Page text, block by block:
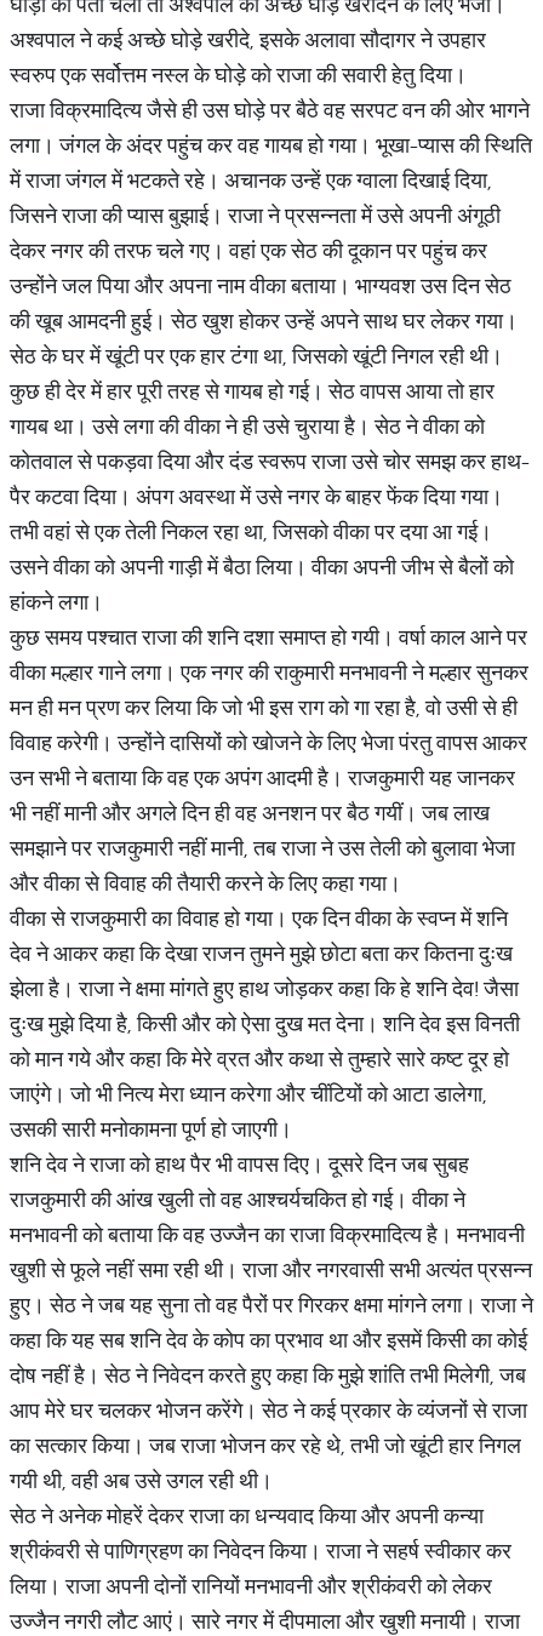
अश्वपाल ने कई अच्छे घोड़े खरीदे, इसके अलावा सौदागर ने उपहार
स्वरुप एक सर्वोत्तम नस्ल के घोड़े को राजा की सवारी हेतु दिया।
राजा विक्रमादित्य जैसे ही उस घोड़े पर बैठे वह सरपट वन की ओर भागने
लगा। जंगल के अंदर पहुंच कर वह गायब हो गया। भूखा-प्यास की स्थिति
में राजा जंगल में भटकते रहे। अचानक उन्हें एक ग्वाला दिखाई दिया,
जिसने राजा की प्यास बुझाई। राजा ने प्रसन्नता में उसे अपनी अंगूठी
देकर नगर की तरफ चले गए। वहां एक सेठ की दूकान पर पहुंच कर
उन्होंने जल पिया और अपना नाम वीका बताया। भाग्यवश उस दिन सेठ
की खूब आमदनी हुई। सेठ खुश होकर उन्हें अपने साथ घर लेकर गया।
सेठ के घर में खूंटी पर एक हार टंगा था, जिसको खूंटी निगल रही थी।
कुछ ही देर में हार पूरी तरह से गायब हो गई। सेठ वापस आया तो हार
गायब था। उसे लगा की वीका ने ही उसे चुराया है। सेठ ने वीका को
कोतवाल से पकड़वा दिया और दंड स्वरूप राजा उसे चोर समझ कर हाथ-
पैर कटवा दिया। अंपग अवस्था में उसे नगर के बाहर फेंक दिया गया।
तभी वहां से एक तेली निकल रहा था, जिसको वीका पर दया आ गई।
उसने वीका को अपनी गाड़ी में बैठा लिया। वीका अपनी जीभ से बैलों को
हांकने लगा।
कुछ समय पश्चात राजा की शनि दशा समाप्त हो गयी। वर्षा काल आने पर
वीका मल्हार गाने लगा। एक नगर की राकुमारी मनभावनी ने मल्हार सुनकर
मन ही मन प्रण कर लिया कि जो भी इस राग को गा रहा है, वो उसी से ही
विवाह करेगी। उन्होंने दासियों को खोजने के लिए भेजा पंरतु वापस आकर
उन सभी ने बताया कि वह एक अपंग आदमी है। राजकुमारी यह जानकर
भी नहीं मानी और अगले दिन ही वह अनशन पर बैठ गयीं। जब लाख
समझाने पर राजकुमारी नहीं मानी, तब राजा ने उस तेली को बुलावा भेजा
और वीका से विवाह की तैयारी करने के लिए कहा गया।
वीका से राजकुमारी का विवाह हो गया। एक दिन वीका के स्वप्न में शनि
देव ने आकर कहा कि देखा राजन तुमने मुझे छोटा बता कर कितना दुःख
झेला है। राजा ने क्षमा मांगते हुए हाथ जोड़कर कहा कि हे शनि देव! जैसा
दुःख मुझे दिया है, किसी और को ऐसा दुख मत देना। शनि देव इस विनती
को मान गये और कहा कि मेरे व्रत और कथा से तुम्हारे सारे कष्ट दूर हो
जाएंगे। जो भी नित्य मेरा ध्यान करेगा और चींटियों को आटा डालेगा,
उसकी सारी मनोकामना पूर्ण हो जाएगी।
शनि देव ने राजा को हाथ पैर भी वापस दिए। दूसरे दिन जब सुबह
राजकुमारी की आंख खुली तो वह आश्चर्यचकित हो गई। वीका ने
मनभावनी को बताया कि वह उज्जैन का राजा विक्रमादित्य है। मनभावनी
खुशी से फूले नहीं समा रही थी। राजा और नगरवासी सभी अत्यंत प्रसन्न
हुए। सेठ ने जब यह सुना तो वह पैरों पर गिरकर क्षमा मांगने लगा। राजा ने
कहा कि यह सब शनि देव के कोप का प्रभाव था और इसमें किसी का कोई
दोष नहीं है। सेठ ने निवेदन करते हुए कहा कि मुझे शांति तभी मिलेगी, जब
आप मेरे घर चलकर भोजन करेंगे। सेठ ने कई प्रकार के व्यंजनों से राजा
का सत्कार किया। जब राजा भोजन कर रहे थे, तभी जो खूंटी हार निगल
गयी थी, वही अब उसे उगल रही थी।
सेठ ने अनेक मोहरें देकर राजा का धन्यवाद किया और अपनी कन्या
श्रीकंवरी से पाणिग्रहण का निवेदन किया। राजा ने सहर्ष स्वीकार कर
लिया। राजा अपनी दोनों रानियों मनभावनी और श्रीकंवरी को लेकर
उज्जैन नगरी लौट आएं। सारे नगर में दीपमाला और खुशी मनायी। राजा